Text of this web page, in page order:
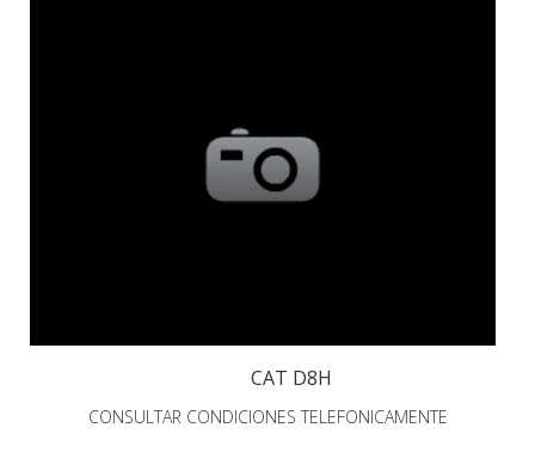
CAT D8H
CONSULTAR CONDICIONES TELEFONICAMENTE